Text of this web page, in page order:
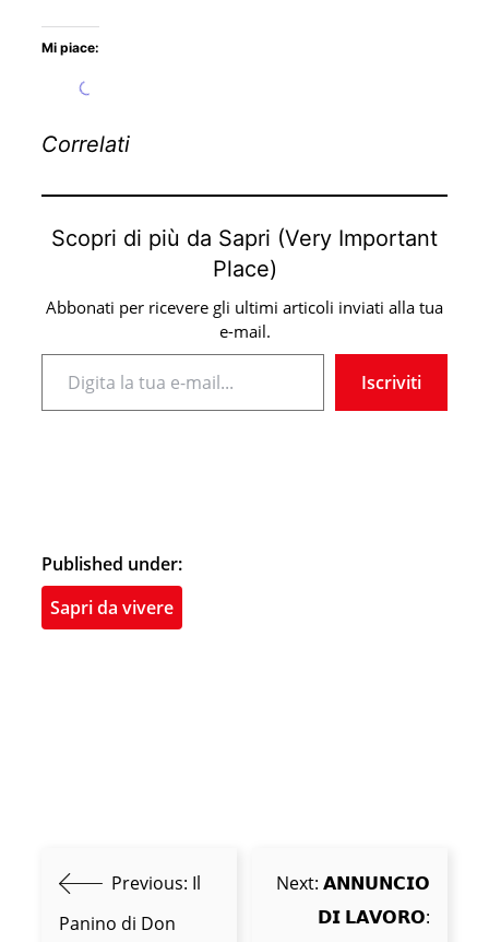
Mi piace:
Caricamento...
Correlati
Scopri di più da Sapri (Very Important
Place)
Abbonati per ricevere gli ultimi articoli inviati alla tua
e-mail.
Digita la tua e-mail...
Iscriviti
Published under:
Sapri da vivere
Previous: Il
Panino di Don
Next: 𝗔𝗡𝗡𝗨𝗡𝗖𝗜𝗢
𝗗𝗜 𝗟𝗔𝗩𝗢𝗥𝗢: